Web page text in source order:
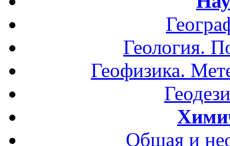
Геология.
Геофизика.
Общая и